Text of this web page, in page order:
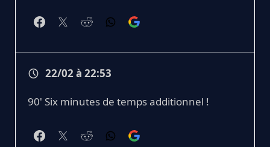
22/02 à 22:53
90' Six minutes de temps additionnel !